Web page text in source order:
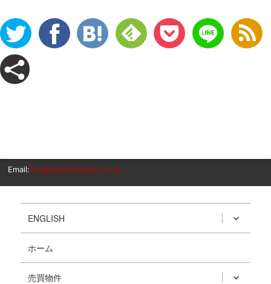
Email:info@nisekolifeplan.co.jp
ENGLISH
ホーム
売買物件